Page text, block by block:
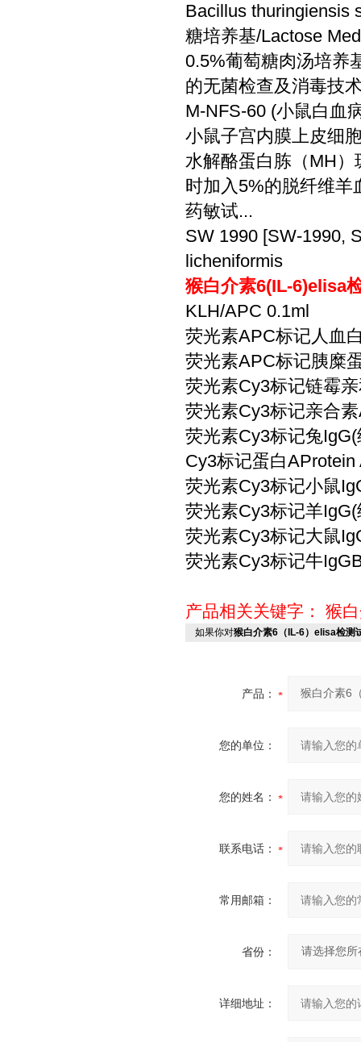
Bacillus thuringiensis
糖培养基/Lactose
0.5%葡萄糖肉汤培养
的无菌检查及消毒技
M-NFS-60 (小鼠白血
小鼠子宫内膜上皮细
水解酪蛋白胨（MH
时加入5%的脱纤维羊
药敏试...
SW 1990 [SW-1990,
licheniformis
猴白介素6(IL-6)elisa
KLH/APC 0.1ml
荧光素APC标记人血
荧光素APC标记胰糜
荧光素Cy3标记链霉
荧光素Cy3标记亲合
荧光素Cy3标记兔
Cy3标记蛋白AProtein
荧光素Cy3标记小鼠
荧光素Cy3标记羊
荧光素Cy3标记大鼠
荧光素Cy3标记牛
产品相关关键字： 猴
如果你对猴白介素6（IL-6）elisa检测
产品：
您的单位：
您的姓名：
联系电话：
常用邮箱：
省份：
详细地址：